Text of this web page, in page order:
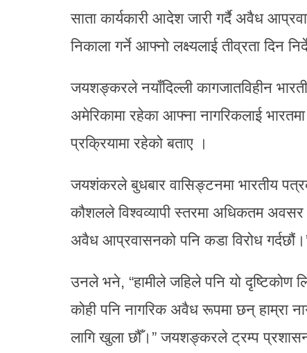
साता कार्यकारी आदेश जारी गर्दै अवैध
निकाला गर्ने आफ्नो लक्ष्यलाई तीव्रता दिन
जयशङ्करले नयाँदिल्ली कागजातविहीन
अमेरिकामा रहेका आफ्ना नागरिकलाई
प्रक्रियामा रहेको बताए ।
जयशंकरले बुधबार वासिङ्टनमा भारतीय
कौशलले विश्वव्यापी स्तरमा अधिकतम
अवैध आप्रवासनको पनि कडा विरोध
उनले भने, “हामीले जहिले पनि यो दृष्टिकोण
कोही पनि नागरिक अवैध रूपमा छन् हाम्रा
लागि खुला छौँ।” जयशङ्करले ट्रम्प